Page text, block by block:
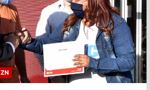
ZN